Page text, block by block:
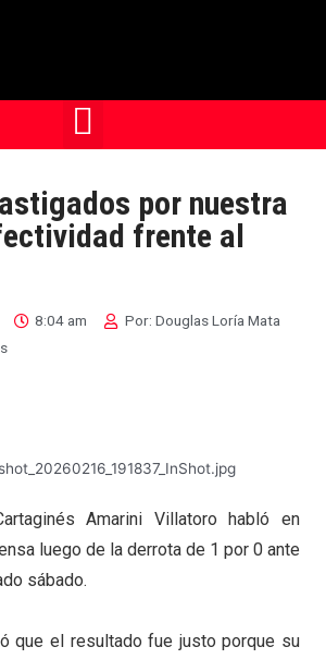
por nuestra
frente al
8:04 am Por: Douglas Loría Mata
Amarini Villatoro habló en
luego de la derrota de 1 por 0 ante
sábado.
que el resultado fue justo porque su